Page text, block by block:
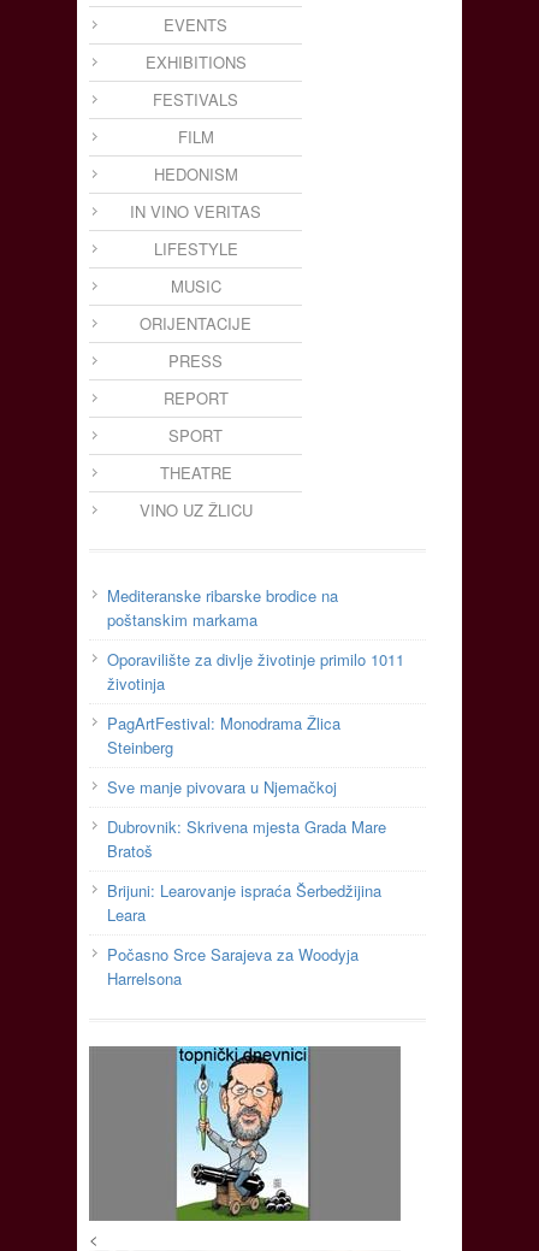
EVENTS
EXHIBITIONS
FESTIVALS
FILM
HEDONISM
IN VINO VERITAS
LIFESTYLE
MUSIC
ORIJENTACIJE
PRESS
REPORT
SPORT
THEATRE
VINO UZ ŽLICU
Mediteranske ribarske brodice na
poštanskim markama
Oporavilište za divlje životinje primilo 1011
životinja
PagArtFestival: Monodrama Žlica
Steinberg
Sve manje pivovara u Njemačkoj
Dubrovnik: Skrivena mjesta Grada Mare
Bratoš
Brijuni: Learovanje ispraća Šerbedžijina
Leara
Počasno Srce Sarajeva za Woodyja
Harrelsona
<